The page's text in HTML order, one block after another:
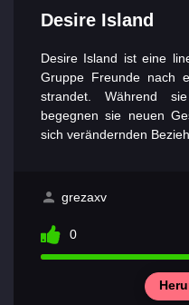
Desire Island
Desire Island ist eine
Gruppe Freunde nach
strandet. Während
begegnen sie neuen
sich verändernden
grezaxv
0